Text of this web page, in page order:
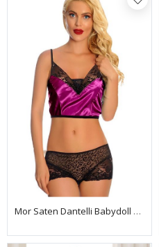
Mor Saten Dantelli Babydoll Şortlu Takım - 287